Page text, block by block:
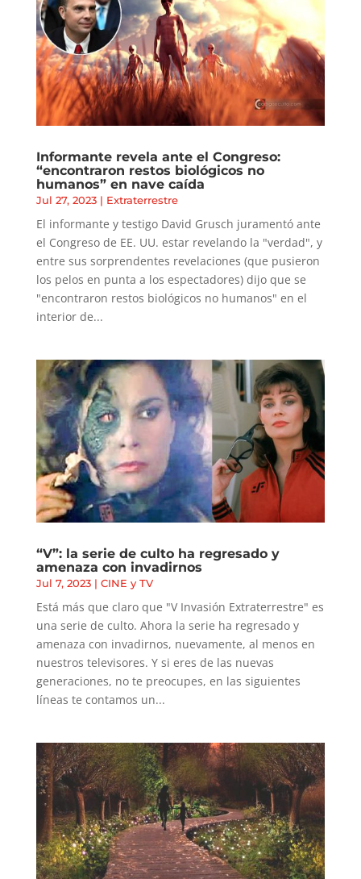
Informante revela ante el Congreso:
“encontraron restos biológicos no
humanos” en nave caída
Jul 27, 2023| Extraterrestre
El informante y testigo David Grusch juramentó ante
el Congreso de EE. UU. estar revelando la "verdad", y
entre sus sorprendentes revelaciones (que pusieron
los pelos en punta a los espectadores) dijo que se
"encontraron restos biológicos no humanos" en el
interior de...
“V”: la serie de culto ha regresado y
amenaza con invadirnos
Jul 7, 2023| CINE y TV
Está más que claro que "V Invasión Extraterrestre" es
una serie de culto. Ahora la serie ha regresado y
amenaza con invadirnos, nuevamente, al menos en
nuestros televisores. Y si eres de las nuevas
generaciones, no te preocupes, en las siguientes
líneas te contamos un...